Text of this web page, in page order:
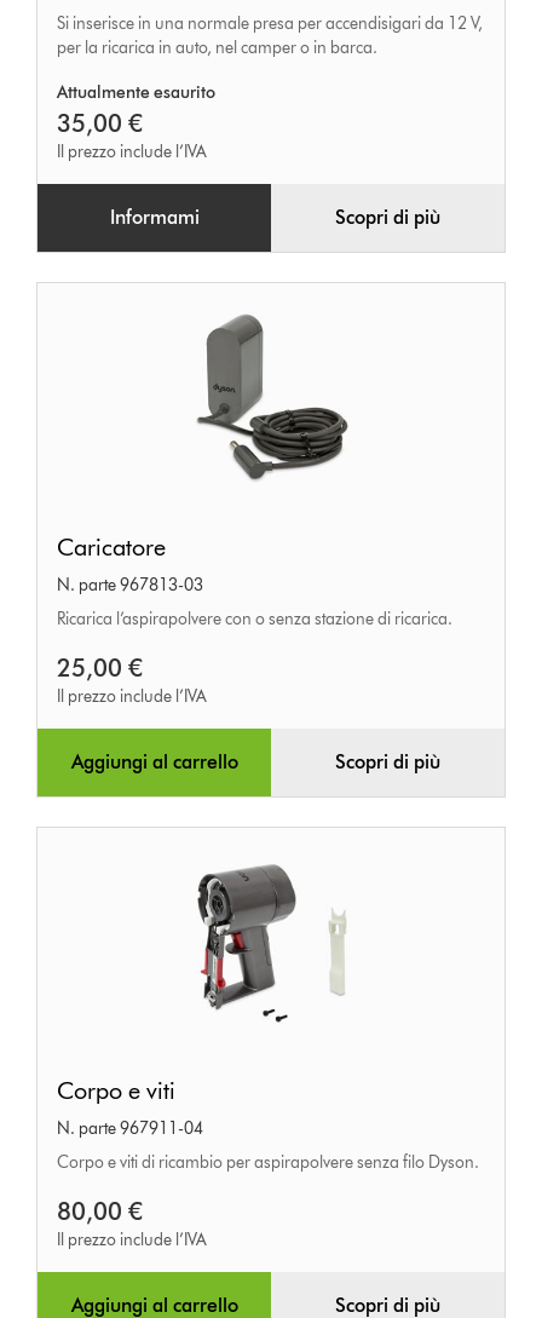
Si inserisce in una normale presa per accendisigari da 12 V,
per la ricarica in auto, nel camper o in barca.
Attualmente esaurito
35,00 €
Il prezzo include l’IVA
Informami Scopri di più
Caricatore
N. parte 967813-03
Ricarica l’aspirapolvere con o senza stazione di ricarica.
25,00 €
Il prezzo include l’IVA
Aggiungi al carrello Scopri di più
e
viti
Corpo e viti
N. parte 967911-04
Corpo e viti di ricambio per aspirapolvere senza filo Dyson.
80,00 €
Il prezzo include l’IVA
Aggiungi al carrello Scopri di più